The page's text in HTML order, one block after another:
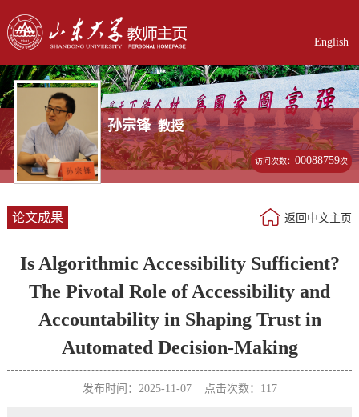
English
孙宗锋 教授
访问次数：00088759次
论文成果 返回中文主页
Is Algorithmic Accessibility Sufficient?
The Pivotal Role of Accessibility and
Accountability in Shaping Trust in
Automated Decision‐Making
发布时间：2025-11-07 点击次数： 117